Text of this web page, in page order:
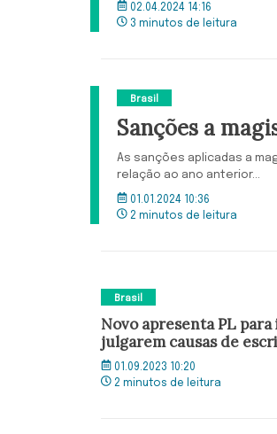
02.04.2024 14:16
3 minutos de leitura
Brasil
Sanções a
As sanções aplicadas a
relação ao ano anterior...
01.01.2024 10:36
2 minutos de leitura
Brasil
Novo apresenta PL
julgarem causas de
01.09.2023 10:20
2 minutos de leitura